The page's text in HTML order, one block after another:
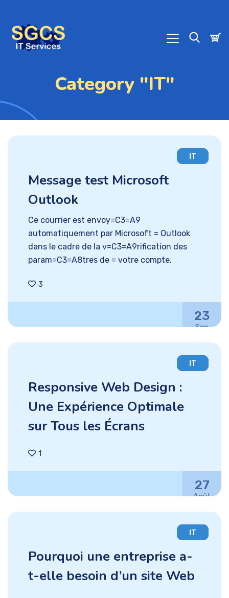
Category "IT"
IT
Message test Microsoft
Outlook
Ce courrier est envoy=C3=A9
automatiquement par Microsoft = Outlook
dans le cadre de la v=C3=A9rification des
param=C3=A8tres de = votre compte.
3
23
Sep
IT
Responsive Web Design :
Une Expérience Optimale
sur Tous les Écrans
1
27
Août
IT
Pourquoi une entreprise a-
t-elle besoin d’un site Web